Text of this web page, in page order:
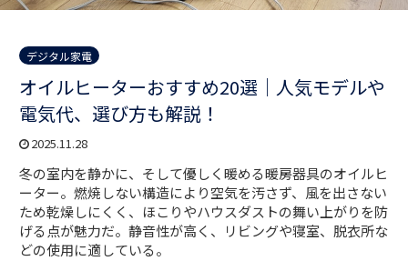
デジタル家電
オイルヒーターおすすめ20選｜人気モデルや
電気代、選び方も解説！
2025.11.28
冬の室内を静かに、そして優しく暖める暖房器具のオイルヒ
ーター。燃焼しない構造により空気を汚さず、風を出さない
ため乾燥しにくく、ほこりやハウスダストの舞い上がりを防
げる点が魅力だ。静音性が高く、リビングや寝室、脱衣所な
どの使用に適している。